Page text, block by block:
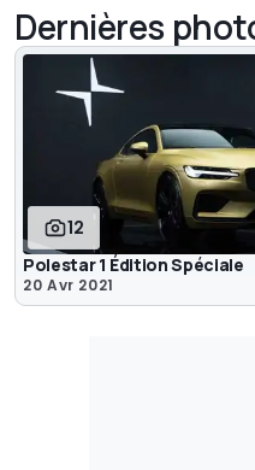
Dernières
12
Polestar 1 Édition Spéciale
20 Avr 2021